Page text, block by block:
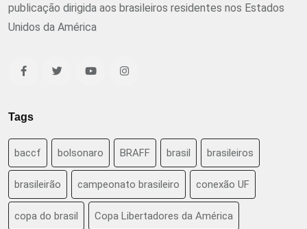
publicação dirigida aos brasileiros residentes nos Estados
Unidos da América
Tags
baccf bolsonaro BRAFF brasil brasileiros
brasileirão campeonato brasileiro conexão UF
copa do brasil Copa Libertadores da América